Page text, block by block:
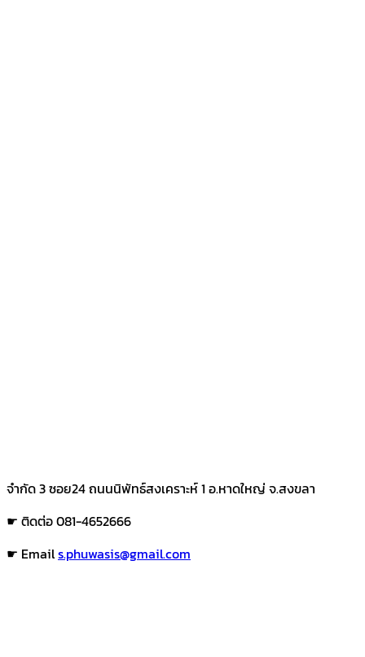
จำกัด 3 ซอย24 ถนนนิพัทธ์สงเคราะห์ 1 อ.หาดใหญ่ จ.สงขลา
☛ ติดต่อ 081-4652666
☛ Emails.phuwasis@gmail.com